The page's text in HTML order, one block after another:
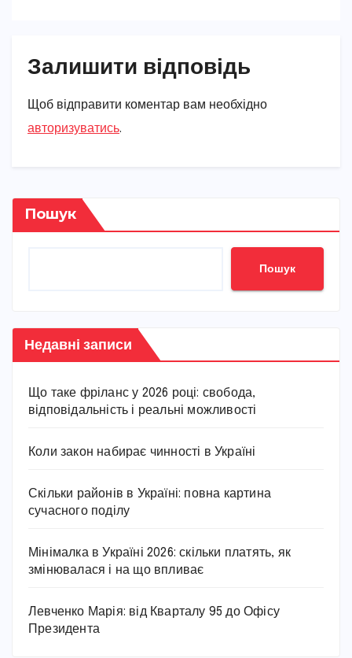
Залишити відповідь
Щоб відправити коментар вам необхідно
авторизуватись.
Пошук
Пошук
Недавні записи
Що таке фріланс у 2026 році: свобода,
відповідальність і реальні можливості
Коли закон набирає чинності в Україні
Скільки районів в Україні: повна картина
сучасного поділу
Мінімалка в Україні 2026: скільки платять, як
змінювалася і на що впливає
Левченко Марія: від Кварталу 95 до Офісу
Президента